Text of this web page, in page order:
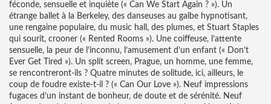
féconde, sensuelle et inquiète (« Can We Start Again ? »). Un
étrange ballet à la Berkeley, des danseuses au galbe hypnotisant,
une rengaine populaire, du music hall, des plumes, et Stuart Staples
qui sourit, crooner (« Rented Rooms »). Une coiffeuse, l’attente
sensuelle, la peur de l’inconnu, l’amusement d’un enfant (« Don’t
Ever Get Tired »). Un split screen, Prague, un homme, une femme,
se rencontreront-ils ? Quatre minutes de solitude, ici, ailleurs, le
coup de foudre existe-t-il ? (« Can Our Love »). Neuf impressions
fugaces d’un instant de bonheur, de doute et de sérénité. Neuf